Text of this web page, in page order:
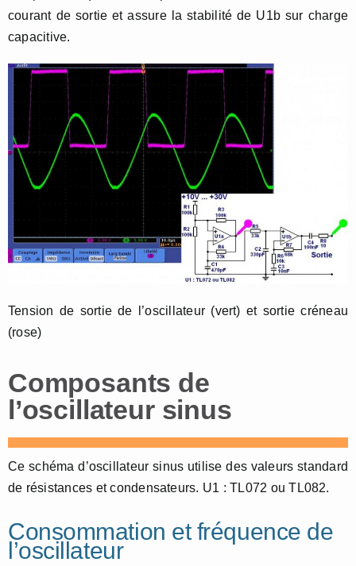
courant de sortie et assure la stabilité de U1b sur charge
capacitive.
Tension de sortie de l’oscillateur (vert) et sortie créneau
(rose)
Composants de
l’oscillateur sinus
Ce schéma d’oscillateur sinus utilise des valeurs standard
de résistances et condensateurs. U1 : TL072 ou TL082.
Consommation et fréquence de
l’oscillateur